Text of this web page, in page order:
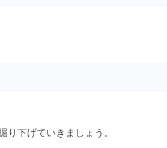
り下げていきましょう。